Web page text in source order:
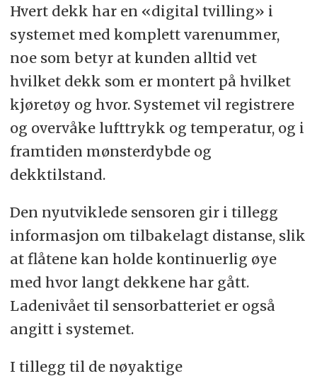
Hvert dekk har en «digital tvilling» i
systemet med komplett varenummer,
noe som betyr at kunden alltid vet
hvilket dekk som er montert på hvilket
kjøretøy og hvor. Systemet vil registrere
og overvåke lufttrykk og temperatur, og i
framtiden mønsterdybde og
dekktilstand.
Den nyutviklede sensoren gir i tillegg
informasjon om tilbakelagt distanse, slik
at flåtene kan holde kontinuerlig øye
med hvor langt dekkene har gått.
Ladenivået til sensorbatteriet er også
angitt i systemet.
I tillegg til de nøyaktige